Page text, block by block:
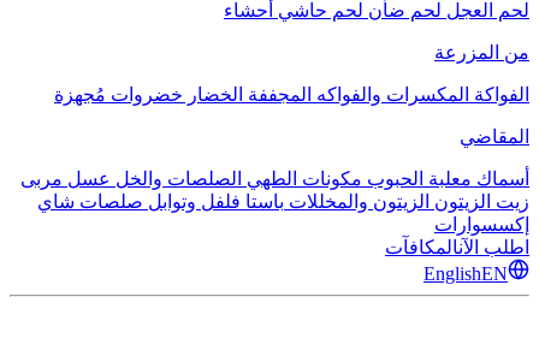
لحم العجل لحم ضأن لحم حاشي أحشاء
من المزرعة
الفواكة المكسرات والفواكه المجففة الخضار خضروات مُجهزة
المقاضي
أسماك معلبة الحبوب مكونات الطهي الصلصات والخل عسل مربى
زيت الزيتون الزيتون والمخللات باستا فلفل وتوابل صلصات شاي
إكسسوارات
اطلب الآنالمكافآت
EnglishEN